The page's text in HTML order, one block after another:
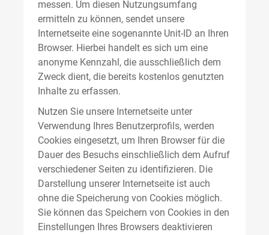
messen. Um diesen Nutzungsumfang
ermitteln zu können, sendet unsere
Internetseite eine sogenannte Unit-ID an Ihren
Browser. Hierbei handelt es sich um eine
anonyme Kennzahl, die ausschließlich dem
Zweck dient, die bereits kostenlos genutzten
Inhalte zu erfassen.
Nutzen Sie unsere Internetseite unter
Verwendung Ihres Benutzerprofils, werden
Cookies eingesetzt, um Ihren Browser für die
Dauer des Besuchs einschließlich dem Aufruf
verschiedener Seiten zu identifizieren. Die
Darstellung unserer Internetseite ist auch
ohne die Speicherung von Cookies möglich.
Sie können das Speichern von Cookies in den
Einstellungen Ihres Browsers deaktivieren